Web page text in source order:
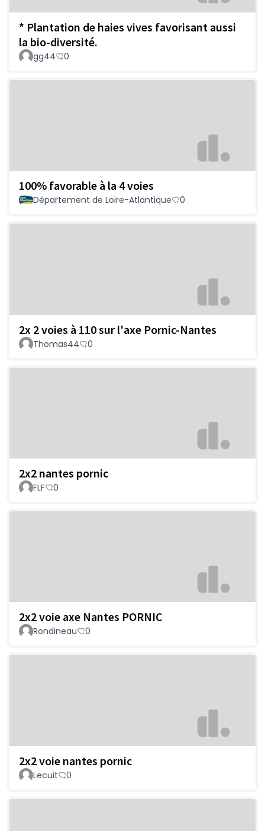
* Plantation de haies vives favorisant aussi
la bio-diversité.
gg44 0
100% favorable à la 4 voies
Département de Loire-Atlantique 0
2x 2 voies à 110 sur l'axe Pornic-Nantes
Thomas44 0
2x2 nantes pornic
FLF 0
2x2 voie axe Nantes PORNIC
Rondineau 0
2x2 voie nantes pornic
Lecuit 0